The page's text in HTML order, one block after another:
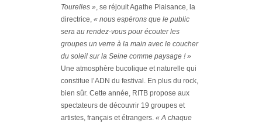
Tourelles », se réjouit Agathe Plaisance, la
directrice, « nous espérons que le public
sera au rendez-vous pour écouter les
groupes un verre à la main avec le coucher
du soleil sur la Seine comme paysage ! »
Une atmosphère bucolique et naturelle qui
constitue l’ADN du festival. En plus du rock,
bien sûr. Cette année, RITB propose aux
spectateurs de découvrir 19 groupes et
artistes, français et étrangers. « A chaque